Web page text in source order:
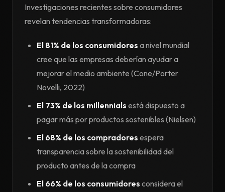
Investigaciones recientes sobre consumidores
revelan tendencias transformadoras:
El 81% de los consumidores a nivel mundial
cree que las empresas deberían ayudar a
mejorar el medio ambiente (Cone/Porter
Novelli, 2022)
El 73% de los millennials está dispuesto a
pagar más por productos sostenibles (Nielsen)
El 68% de los compradores espera
transparencia sobre la sostenibilidad del
producto antes de la compra
El 66% de los consumidores considera el